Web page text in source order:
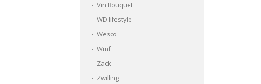
Vin Bouquet
WD lifestyle
Wesco
Wmf
Zack
Zwilling